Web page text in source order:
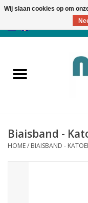
Producten
Nieuws
Biaisband -
HOME/ BIAISBAND -
Wij slaan cookies op om